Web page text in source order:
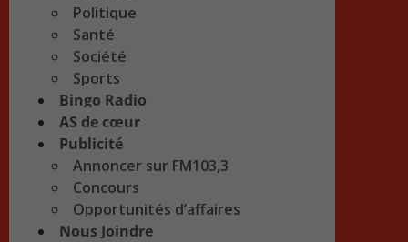
Politique
Santé
Société
Sports
Bingo Radio
AS de cœur
Publicité
Annoncer sur FM103,3
Concours
Opportunités d’affaires
Nous Joindre